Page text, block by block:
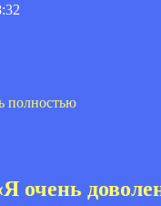
полностью
доволен